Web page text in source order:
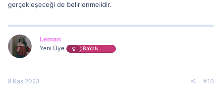
gerçekleşeceği de belirlenmelidir.
Leman
Yeni Üye BaYaN
8 Kas 2023 #10